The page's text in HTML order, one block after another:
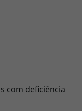
com deficiência